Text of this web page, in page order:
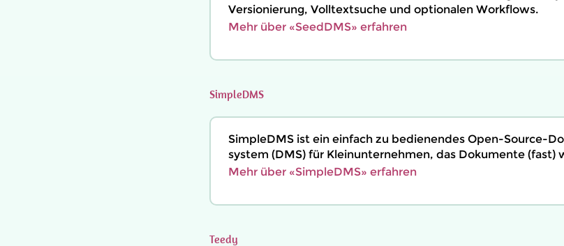
Versionierung, Volltextsuche und optionalen Workflows.
Mehr über «SeedDMS» erfahren
SimpleDMS
SimpleDMS ist ein einfach zu bedienendes Open-Source-
system (DMS) für Kleinunternehmen, das Dokumente (fast)
Mehr über «SimpleDMS» erfahren
Teedy